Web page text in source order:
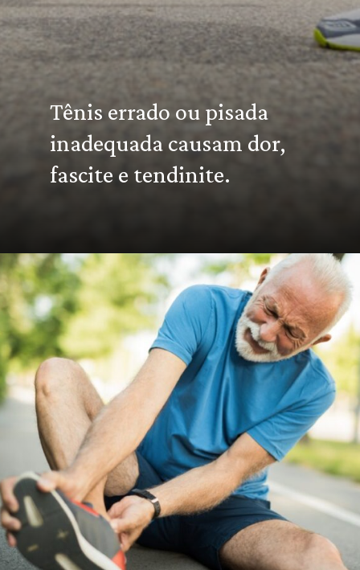
Tênis errado ou pisada
inadequada causam dor,
fascite e tendinite.